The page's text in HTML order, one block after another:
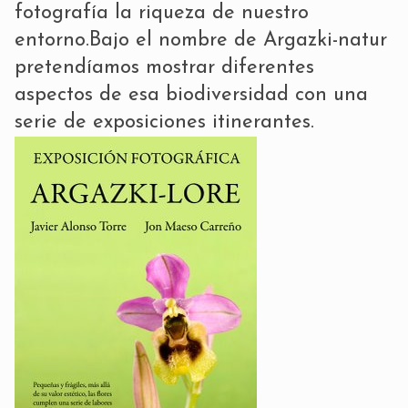
fotografía la riqueza de nuestro
entorno.Bajo el nombre de Argazki-natur
pretendíamos mostrar diferentes
aspectos de esa biodiversidad con una
serie de exposiciones itinerantes.